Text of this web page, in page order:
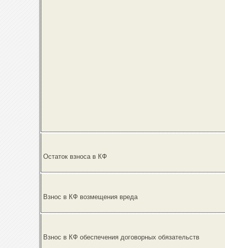
Остаток взноса в КФ
Взнос в КФ возмещения вреда
Взнос в КФ обеспечения договорных обязательств